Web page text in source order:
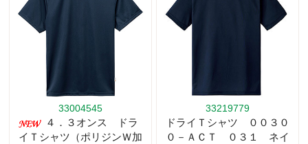
33004545
４．３オンス ドラ
イＴシャツ（ポリジンＷ加
33219779
ドライＴシャツ ００３０
０－ＡＣＴ ０３１ ネイ